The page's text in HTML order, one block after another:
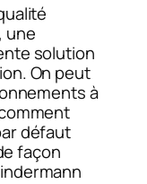
une
solution
On peut
à
défaut
façon